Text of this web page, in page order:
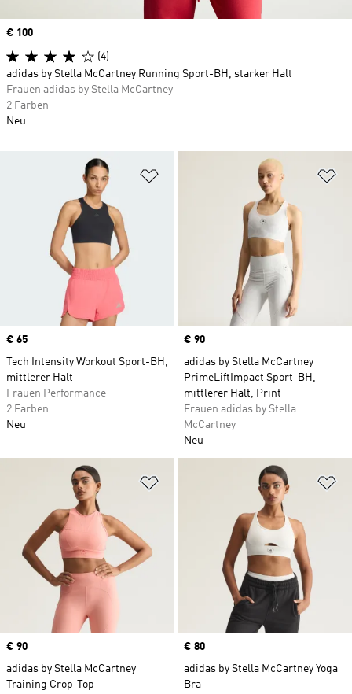
Zur Wunschliste hinzufügen
Price
€ 65
Tech Intensity Workout Sport-BH,
mittlerer Halt
Frauen Performance
2 Farben
Neu
Price
€ 90
adidas by Stella McCartney
PrimeLiftImpact Sport-BH,
mittlerer Halt, Print
Frauen adidas by Stella
McCartney
Neu
Zur Wunschliste hinzufügen
Price
€ 90
adidas by Stella McCartney
Training Crop-Top
Price
€ 80
adidas by Stella McCartney Yoga
Bra
Price
€ 100
(4)
adidas by Stella McCartney Running Sport-BH, starker Halt
Frauen adidas by Stella McCartney
2 Farben
Neu